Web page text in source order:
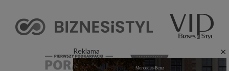
Reklama ×